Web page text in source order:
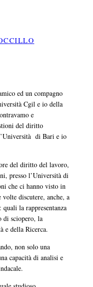
ed un compagno
Cgil e io della
e
del diritto
di Bari e io
del diritto del lavoro,
presso l’Università di
che ci hanno visto in
discutere, anche, a
la rappresentanza
di sciopero, la
e della Ricerca.
non solo una
capacità di analisi e